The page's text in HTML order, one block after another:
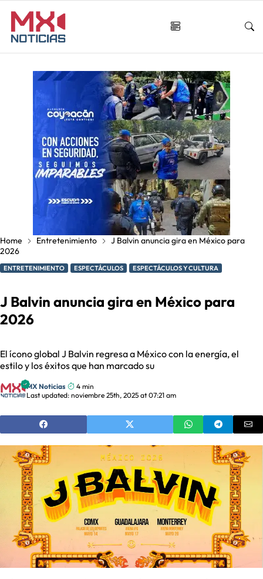
Home Entretenimiento
J Balvin anuncia gira en México para
2026
ENTRETENIMIENTO ESPECTÁCULOS ESPECTÁCULOS Y CULTURA
J Balvin anuncia gira en México para
2026
El ícono global J Balvin regresa a México con la energía, el
estilo y los éxitos que han marcado su
MX Noticias
4 min
Last updated: noviembre 25th, 2025 at 07:21 am